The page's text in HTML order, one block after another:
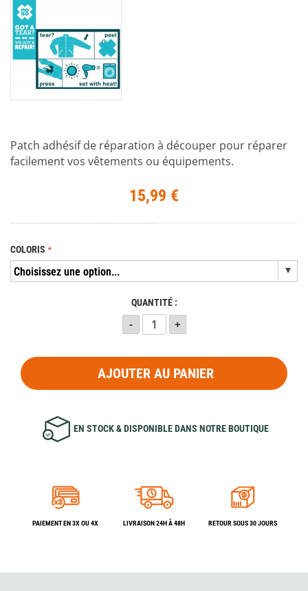
Patch adhésif de réparation à découper pour réparer
facilement vos vêtements ou équipements.
15,99 €
COLORIS
QUANTITÉ :
AJOUTER AU PANIER
EN STOCK & DISPONIBLE DANS NOTRE BOUTIQUE
PAIEMENT EN 3X OU 4X LIVRAISON 24H À 48H RETOUR SOUS 30 JOURS